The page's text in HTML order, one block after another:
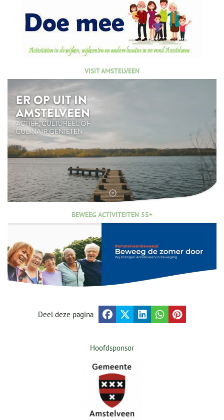
VISIT AMSTELVEEN
BEWEEG ACTIVITEITEN 55+
Deel deze pagina
Hoofdsponsor